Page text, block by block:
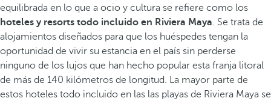
equilibrada en lo que a ocio y cultura se refiere como los
hoteles y resorts todo incluido en Riviera Maya. Se trata de
alojamientos diseñados para que los huéspedes tengan la
oportunidad de vivir su estancia en el país sin perderse
ninguno de los lujos que han hecho popular esta franja litoral
de más de 140 kilómetros de longitud. La mayor parte de
estos hoteles todo incluido en las las playas de Riviera Maya se